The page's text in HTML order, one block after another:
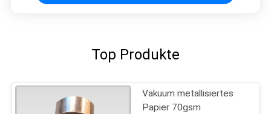
Top Produkte
Vakuum metallisiertes
Papier 70gsm